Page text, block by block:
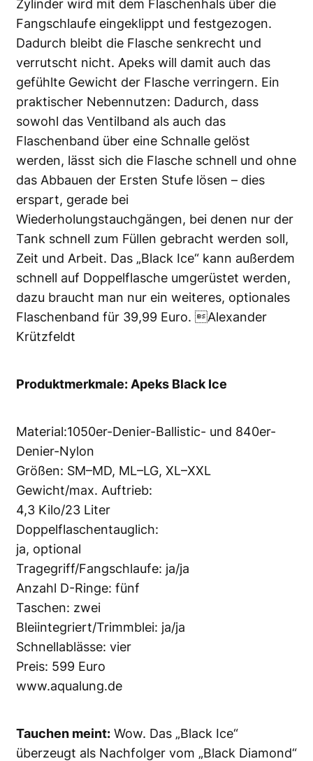
Zylinder wird mit dem Flaschenhals über die
Fangschlaufe eingeklippt und festgezogen.
Dadurch bleibt die Flasche senkrecht und
verrutscht nicht. Apeks will damit auch das
gefühlte Gewicht der Flasche verringern. Ein
praktischer Nebennutzen: Dadurch, dass
sowohl das Ventilband als auch das
Flaschenband über eine Schnalle gelöst
werden, lässt sich die Flasche schnell und ohne
das Abbauen der Ersten Stufe lösen – dies
erspart, gerade bei
Wiederholungstauchgängen, bei denen nur der
Tank schnell zum Füllen gebracht werden soll,
Zeit und Arbeit. Das „Black Ice“ kann außerdem
schnell auf Doppelflasche umgerüstet werden,
dazu braucht man nur ein weiteres, optionales
Flaschenband für 39,99 Euro. Alexander
Krützfeldt
Produktmerkmale: Apeks Black Ice
Material:1050er-Denier-Ballistic- und 840er-
Denier-Nylon
Größen: SM–MD, ML–LG, XL–XXL
Gewicht/max. Auftrieb:
4,3 Kilo/23 Liter
Doppelflaschentauglich:
ja, optional
Tragegriff/Fangschlaufe: ja/ja
Anzahl D-Ringe: fünf
Taschen: zwei
Bleiintegriert/Trimmblei: ja/ja
Schnellablässe: vier
Preis: 599 Euro
www.aqualung.de
Tauchen meint: Wow. Das „Black Ice“
überzeugt als Nachfolger vom „Black Diamond“